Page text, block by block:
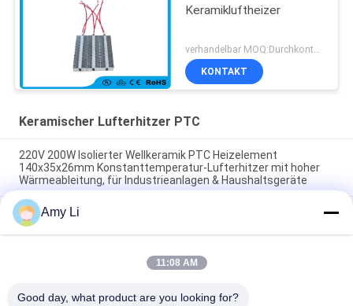
Keramikluftheizer
verhandelbar MOQ:Durchkontaktierung
KONTAKT
Keramischer Lufterhitzer PTC
220V 200W Isolierter Wellkeramik PTC Heizelement
140x35x26mm Konstanttemperatur-Lufterhitzer mit hoher
Wärmeableitung, für Industrieanlagen & Haushaltsgeräte
Raum Energieeinsparung PTC Auto Lüfterluftheizung
Konstante Temperatur Heizung Luftheizung Element sicher
zu Hause
48V 200W 75x76x26mm PTC Keramik-Luftgebläse-
Amy Li
11:08 AM
Good day, what product are you looking for?